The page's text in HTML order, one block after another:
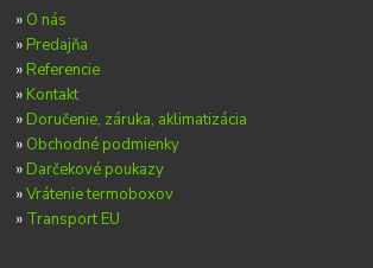
» O nás
» Predajňa
» Referencie
» Kontakt
» Doručenie, záruka, aklimatizácia
» Obchodné podmienky
» Darčekové poukazy
»Vrátenie termoboxov
» Transport EU